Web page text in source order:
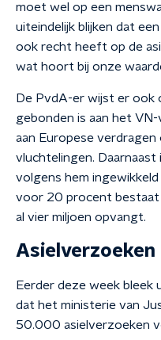
moet wel op een
uiteindelijk blijken dat
ook recht heeft op de
wat hoort bij onze
De PvdA-er wijst er ook
gebonden is aan het
aan Europese
vluchtelingen.
volgens hem ingewikkeld
voor 20 procent bestaat
al vier miljoen opvangt.
Asielverzoeken
Eerder deze week bleek
dat het ministerie van
50.000 asielverzoeken